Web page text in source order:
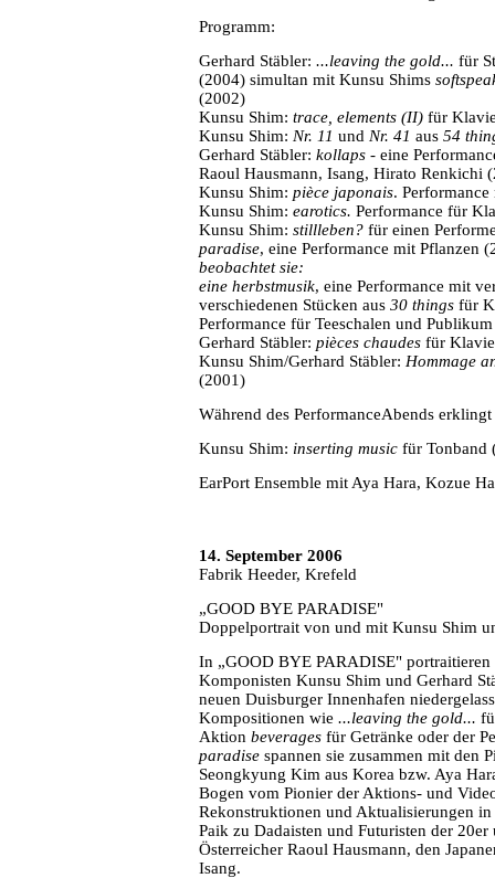
Programm:
Gerhard Stäbler: ...leaving the gold... für
(2004) simultan mit Kunsu Shims
(2002)
Kunsu Shim: trace, elements (II) für
Kunsu Shim: Nr. 11 und Nr. 41 aus 54
Gerhard Stäbler: kollaps - eine
Raoul Hausmann, Isang, Hirato Renkichi
Kunsu Shim: pièce japonais.
Kunsu Shim: earotics. Performance für
Kunsu Shim: stillleben? für einen
paradise, eine Performance mit Pflanzen
beobachtet sie:
eine herbstmusik, eine Performance mit
verschiedenen Stücken aus 30 things für
Performance für Teeschalen und
Gerhard Stäbler: pièces chaudes für
Kunsu Shim/Gerhard Stäbler: Hommage
(2001)
Während des PerformanceAbends
Kunsu Shim: inserting music für Tonband
EarPort Ensemble mit Aya Hara, Kozue
14. September 2006
Fabrik Heeder, Krefeld
„GOOD BYE PARADISE"
Doppelportrait von und mit Kunsu Shim
In „GOOD BYE PARADISE"
Komponisten Kunsu Shim und Gerhard
neuen Duisburger Innenhafen
Kompositionen wie ...leaving the gold...
Aktion beverages für Getränke oder der
paradise spannen sie zusammen mit den
Seongkyung Kim aus Korea bzw. Aya
Bogen vom Pionier der Aktions- und
Rekonstruktionen und Aktualisierungen
Paik zu Dadaisten und Futuristen der
Österreicher Raoul Hausmann, den
Isang.